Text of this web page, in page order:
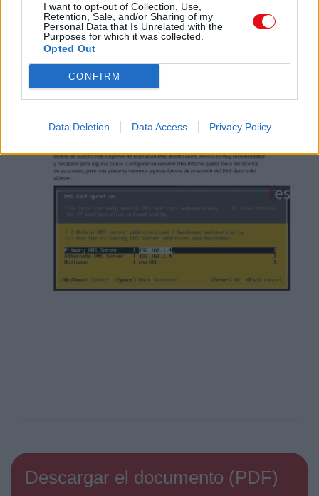
I want to opt-out of Collection, Use,
Retention, Sale, and/or Sharing of my
Personal Data that Is Unrelated with the
Purposes for which it was collected.
Opted Out
CONFIRM
Data Deletion Data Access Privacy Policy
Descargar el documento (PDF)